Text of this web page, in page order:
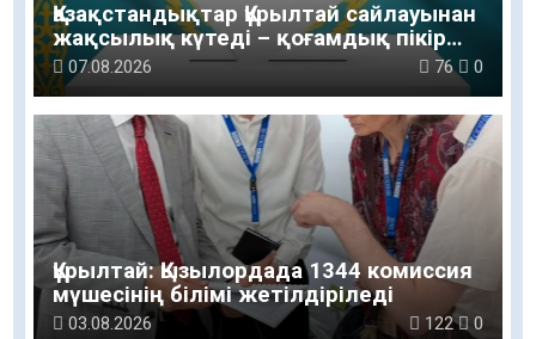
Қазақстандықтар Құрылтай сайлауынан
жақсылық күтеді – қоғамдық пікір
зерттеуі
07.08.2026 76 0
Құрылтай: Қызылордада 1344 комиссия
мүшесінің білімі жетілдіріледі
03.08.2026 122 0